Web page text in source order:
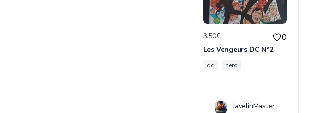
3.50€ 0
Les Vengeurs DC N°2
dc hero
JavelinMaster